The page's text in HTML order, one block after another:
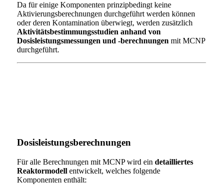
Da für einige Komponenten prinzipbedingt keine
Aktivierungsberechnungen durchgeführt werden können
oder deren Kontamination überwiegt, werden zusätzlich
Aktivitätsbestimmungsstudien anhand von
Dosisleistungsmessungen und -berechnungen mit MCNP
durchgeführt.
Dosisleistungsberechnungen
Für alle Berechnungen mit MCNP wird ein detailliertes
Reaktormodellentwickelt, welches folgende
Komponenten enthält: